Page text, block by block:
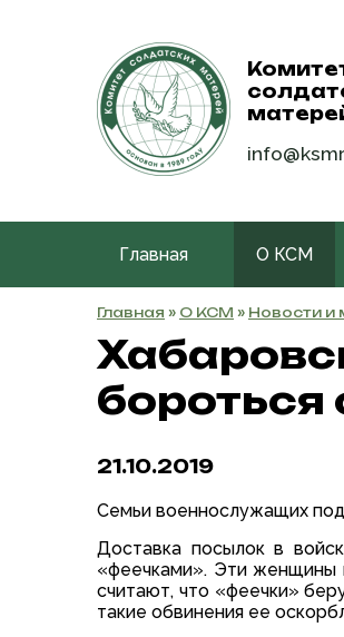
Главная О КСМ
Главная » О КСМ » Новости и
21.10.2019
Семьи военнослужащих
Доставка посылок в
«феечками». Эти женщины
считают, что «феечки»
такие обвинения ее